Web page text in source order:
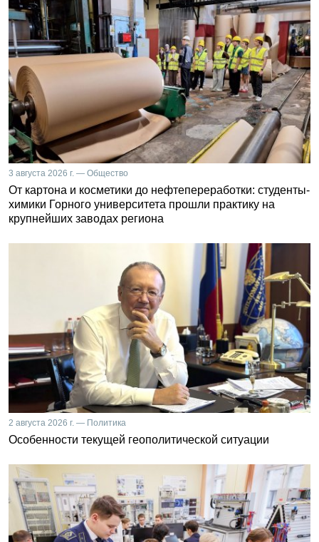
3 августа 2026 г. — Общество
От картона и косметики до нефтепереработки: студенты-
химики Горного университета прошли практику на
крупнейших заводах региона
2 августа 2026 г. — Политика
Особенности текущей геополитической ситуации